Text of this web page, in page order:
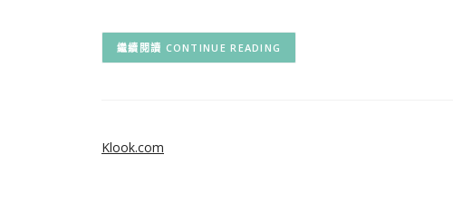
CONTINUE READING
Klook.com